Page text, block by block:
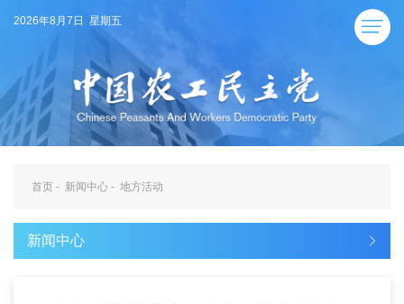
2026年8月7日 星期五
首页 - 新闻中心 - 地方活动
新闻中心